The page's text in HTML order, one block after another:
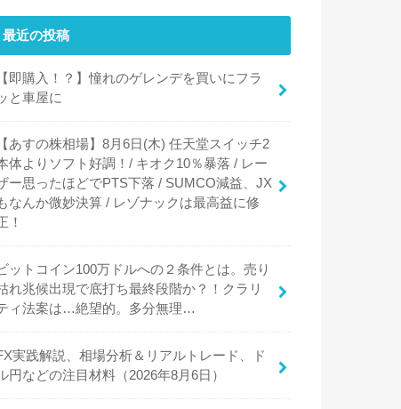
最近の投稿
【即購入！？】憧れのゲレンデを買いにフラ
と車屋に
【あすの株相場】8月6日(木) 任天堂スイッチ2
体よりソフト好調！/ キオク10％暴落 / レー
ー思ったほどでPTS下落 / SUMCO減益、JX
なんか微妙決算 / レゾナックは最高益に修
！
ットコイン100万ドルへの２条件とは。売り
れ兆候出現で底打ち最終段階か？！クラリ
ィ法案は…絶望的。多分無理…
実践解説、相場分析＆リアルトレード、ド
円などの注目材料（2026年8月6日）